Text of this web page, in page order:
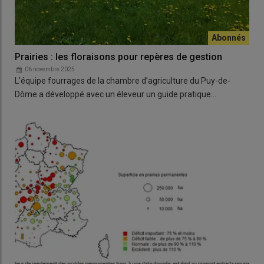
Prairies : les floraisons pour repères de gestion
06 novembre 2025
L’équipe fourrages de la chambre d’agriculture du Puy-de-
Dôme a développé avec un éleveur un guide pratique…